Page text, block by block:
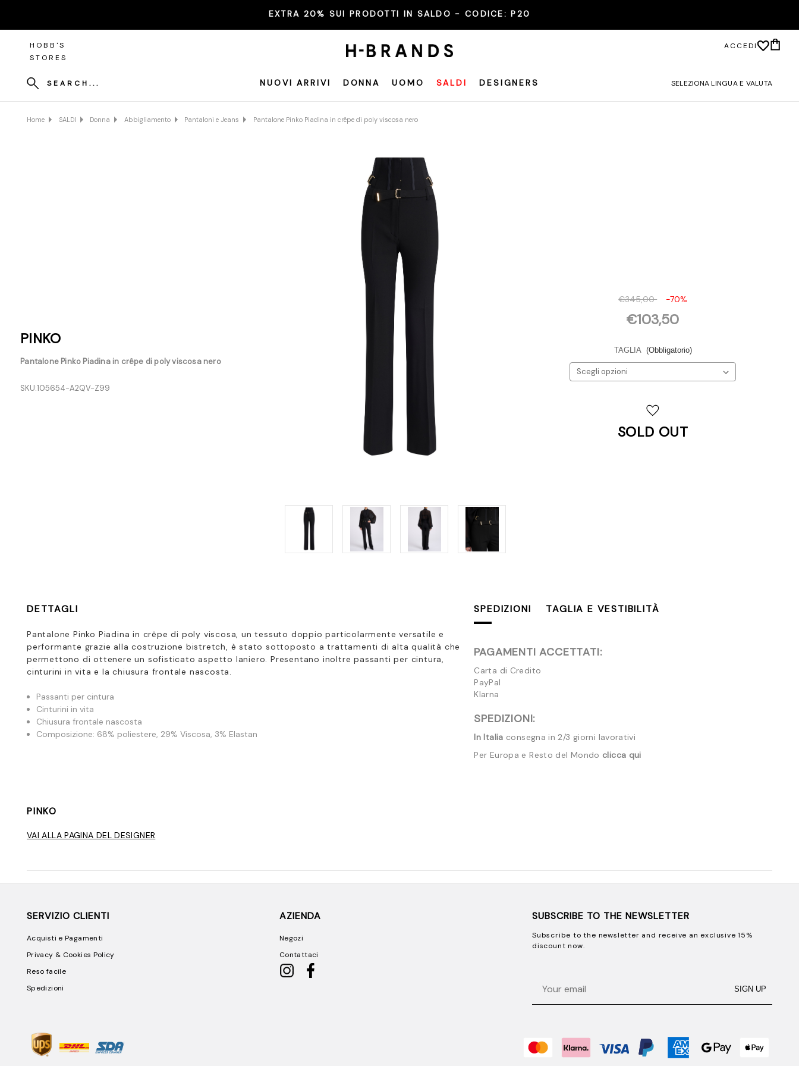
EXTRA 20% SUI PRODOTTI IN SALDO - CODICE:P20
HOBB'S
STORES
ACCEDI
SEARCH... NUOVI ARRIVI DONNA UOMO SALDI DESIGNERS SELEZIONA LINGUA E VALUTA
Home SALDI Donna Abbigliamento Pantaloni e Jeans Pantalone Pinko Piadina in crêpe di poly viscosa nero
PINKO
Pantalone Pinko Piadina in crêpe di poly viscosa nero
SKU:105654-A2QV-Z99
€345,00 -70%
€103,50
TAGLIA (Obbligatorio)
SOLD OUT
DETTAGLI
Pantalone Pinko Piadina in crêpe di poly viscosa, un tessuto doppio particolarmente versatile e
performante grazie alla costruzione bistretch, è stato sottoposto a trattamenti di alta qualità che
permettono di ottenere un sofisticato aspetto laniero. Presentano inoltre passanti per cintura,
cinturini in vita e la chiusura frontale nascosta.
Passanti per cintura
Cinturini in vita
Chiusura frontale nascosta
Composizione: 68% poliestere, 29% Viscosa, 3% Elastan
SPEDIZIONI TAGLIA E VESTIBILITÀ
PAGAMENTI ACCETTATI:
Carta di Credito
PayPal
Klarna
SPEDIZIONI:
In Italia consegna in 2/3 giorni lavorativi
Per Europa e Resto del Mondo clicca qui
PINKO
VAI ALLA PAGINA DEL DESIGNER
SERVIZIO CLIENTI
Acquisti e Pagamenti
Privacy & Cookies Policy
Reso facile
Spedizioni
AZIENDA
Negozi
Contattaci
SUBSCRIBE TO THE NEWSLETTER
Subscribe to the newsletter and receive an exclusive 15%
discount now.
SIGN UP